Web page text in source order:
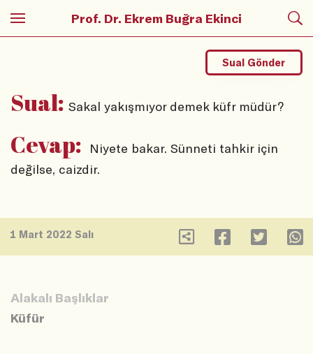
Prof. Dr. Ekrem Buğra Ekinci
Sual: Sakal yakışmıyor demek küfr müdür?
Sual Gönder
Cevap:
Niyete bakar. Sünneti tahkir için
değilse, caizdir.
1 Mart 2022 Salı
Alakalı Başlıklar
Küfür